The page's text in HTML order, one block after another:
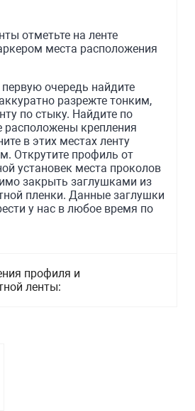
отметьте на ленте
места расположения
очередь найдите
разрежте тонким,
по стыку. Найдите по
расположены крепления
в этих местах ленту
Открутите профиль от
установек места проколов
закрыть заглушками из
пленки. Данные заглушки
у нас в любое время по
профиля и
ленты: